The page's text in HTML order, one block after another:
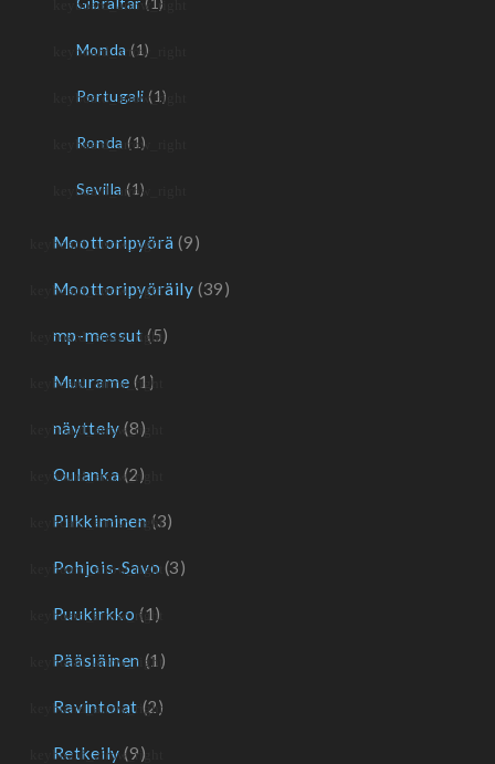
Monda (1)
Portugali (1)
Ronda (1)
Sevilla (1)
Moottoripyörä (9)
Moottoripyöräily (39)
mp-messut (5)
Muurame (1)
näyttely (8)
Oulanka (2)
Pilkkiminen (3)
Pohjois-Savo (3)
Puukirkko (1)
Pääsiäinen (1)
Ravintolat (2)
Retkeily (9)